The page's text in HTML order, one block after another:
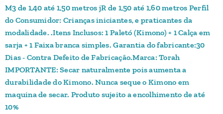
M3 de 1,40 até 1,50 metros jR de 1,50 até 1,60 metros Perfil
do Consumidor: Crianças iniciantes, e praticantes da
modalidade. .Itens Inclusos: 1 Paletó (Kimono) + 1 Calça em
sarja + 1 Faixa branca simples. Garantia do fabricante:30
Dias - Contra Defeito de Fabricação.Marca: Torah
IMPORTANTE: Secar naturalmente pois aumenta a
durabilidade do Kimono. Nunca seque o Kimono em
maquina de secar. Produto sujeito a encolhimento de até
10%